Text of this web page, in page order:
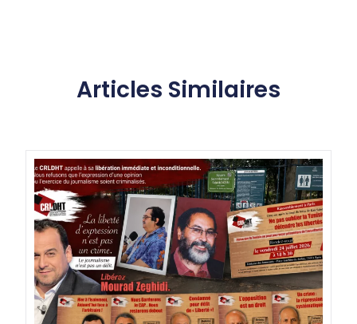
Articles Similaires